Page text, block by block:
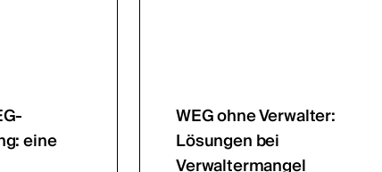
eine
WEG ohne Verwalter:
Lösungen bei